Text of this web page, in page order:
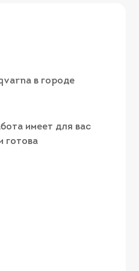
в городе
имеет для вас
готова